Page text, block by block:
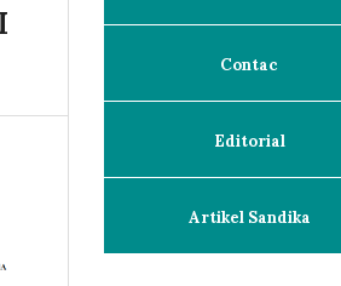
Contac
Editorial
Artikel Sandika